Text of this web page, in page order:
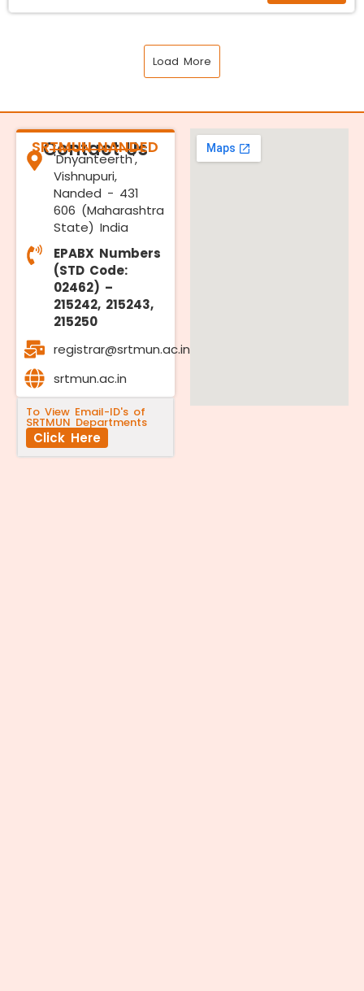
Load More
Contact Us
SRTMUN NANDED
'Dnyanteerth',
Vishnupuri,
Nanded - 431
606 (Maharashtra
State) India
EPABX Numbers
(STD Code:
02462) –
215242, 215243,
215250
registrar@srtmun.ac.in
srtmun.ac.in
To View Email-ID's of
SRTMUN Departments
Click Here